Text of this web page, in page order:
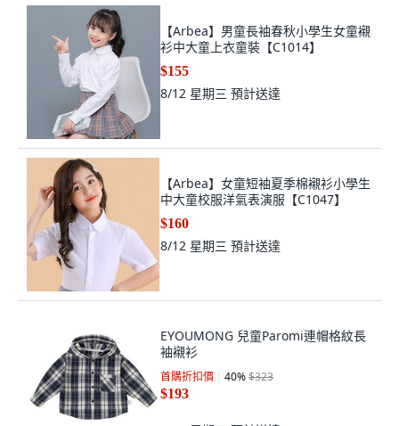
【Arbea】男童長袖春秋小學生女童襯
衫中大童上衣童裝【C1014】
$155
8/12 星期三 預計送達
【Arbea】女童短袖夏季棉襯衫小學生
中大童校服洋氣表演服【C1047】
$160
8/12 星期三 預計送達
EYOUMONG 兒童Paromi連帽格紋長
袖襯衫
首購折扣價 40%$323
$193